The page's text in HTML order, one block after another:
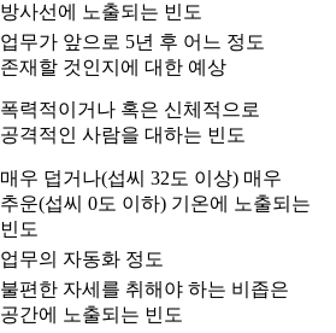
방사선에 노출되는 빈도
업무가 앞으로 5년 후 어느 정도
존재할 것인지에 대한 예상
폭력적이거나 혹은 신체적으로
공격적인 사람을 대하는 빈도
매우 덥거나(섭씨 32도 이상) 매우
추운(섭씨 0도 이하) 기온에 노출되는
빈도
업무의 자동화 정도
불편한 자세를 취해야 하는 비좁은
공간에 노출되는 빈도